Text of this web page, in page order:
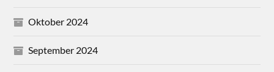
Oktober 2024
September 2024